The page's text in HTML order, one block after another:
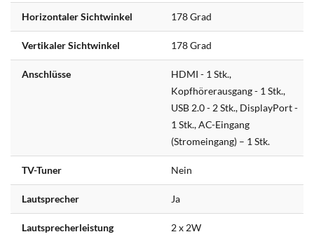
Horizontaler Sichtwinkel 178 Grad
Vertikaler Sichtwinkel 178 Grad
Anschlüsse
HDMI - 1 Stk.,
Kopfhörerausgang - 1 Stk.,
USB 2.0 - 2 Stk., DisplayPort -
1 Stk., AC-Eingang
(Stromeingang) – 1 Stk.
TV-Tuner Nein
Lautsprecher Ja
Lautsprecherleistung 2 x 2W